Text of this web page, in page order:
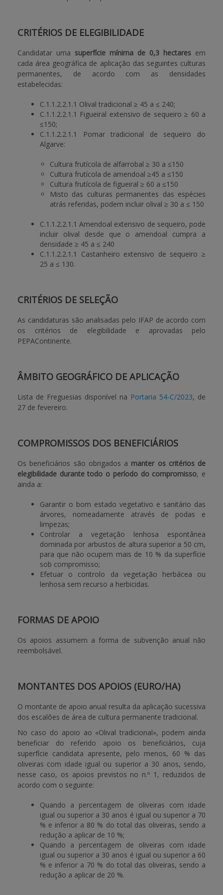
CRITÉRIOS DE ELEGIBILIDADE
Candidatar uma superfície mínima de 0,3 hectares em
cada área geográfica de aplicação das seguintes culturas
permanentes, de acordo com as densidades
estabelecidas:
C.1.1.2.2.1.1 Olival tradicional ≥ 45 a ≤ 240;
C.1.1.2.2.1.1 Figueiral extensivo de sequeiro ≥ 60 a
≤150;
C.1.1.2.2.1.1 Pomar tradicional de sequeiro do
Algarve:
Cultura frutícola de alfarrobal ≥ 30 a ≤150
Cultura frutícola de amendoal ≥45 a ≤150
Cultura frutícola de figueiral ≥ 60 a ≤150
Misto das culturas permanentes das espécies
atrás referidas, podem incluir olival ≥ 30 a ≤ 150
C.1.1.2.2.1.1 Amendoal extensivo de sequeiro, pode
incluir olival desde que o amendoal cumpra a
densidade ≥ 45 a ≤ 240
C.1.1.2.2.1.1 Castanheiro extensivo de sequeiro ≥
25 a ≤ 130.
CRITÉRIOS DE SELEÇÃO
As candidaturas são analisadas pelo IFAP de acordo com
os critérios de elegibilidade e aprovadas pelo
PEPAContinente.
ÂMBITO GEOGRÁFICO DE APLICAÇÃO
Lista de Freguesias disponível na Portaria 54-C/2023, de
27 de fevereiro.
COMPROMISSOS DOS BENEFICIÁRIOS
Os beneficiários são obrigados a manter os critérios de
elegibilidade durante todo o período do compromisso, e
ainda a:
Garantir o bom estado vegetativo e sanitário das
árvores, nomeadamente através de podas e
limpezas;
Controlar a vegetação lenhosa espontânea
dominada por arbustos de altura superior a 50 cm,
para que não ocupem mais de 10 % da superfície
sob compromisso;
Efetuar o controlo da vegetação herbácea ou
lenhosa sem recurso a herbicidas.
FORMAS DE APOIO
Os apoios assumem a forma de subvenção anual não
reembolsável.
MONTANTES DOS APOIOS (EURO/HA)
O montante de apoio anual resulta da aplicação sucessiva
dos escalões de área de cultura permanente tradicional.
No caso do apoio ao «Olival tradicional», podem ainda
beneficiar do referido apoio os beneficiários, cuja
superfície candidata apresente, pelo menos, 60 % das
oliveiras com idade igual ou superior a 30 anos, sendo,
nesse caso, os apoios previstos no n.º 1, reduzidos de
acordo com o seguinte:
Quando a percentagem de oliveiras com idade
igual ou superior a 30 anos é igual ou superior a 70
% e inferior a 80 % do total das oliveiras, sendo a
redução a aplicar de 10 %;
Quando a percentagem de oliveiras com idade
igual ou superior a 30 anos é igual ou superior a 60
% e inferior a 70 % do total das oliveiras, sendo a
redução a aplicar de 20 %.